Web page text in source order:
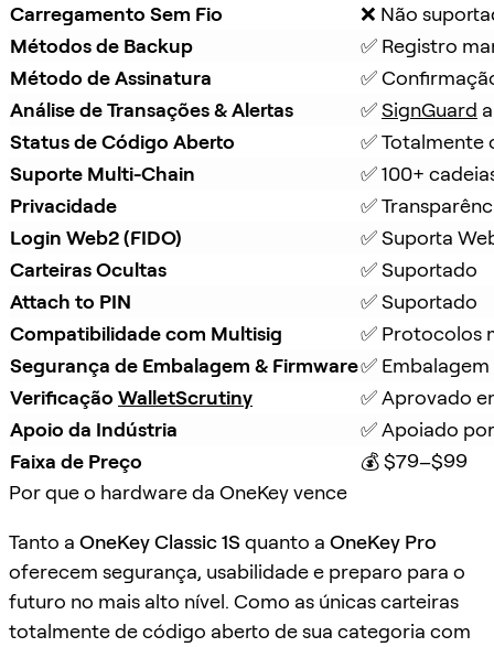
Carregamento Sem Fio
❌ Não
Métodos de Backup
✅ Registro
Método de Assinatura
✅
Análise de Transações & Alertas
✅ SignGuard
Status de Código Aberto
✅ Totalmente
Suporte Multi-Chain
✅ 100+
Privacidade
✅
Login Web2 (FIDO)
✅ Suporta
Carteiras Ocultas
✅ Suportado
Attach to PIN
✅ Suportado
Compatibilidade com Multisig
✅ Protocolos
Segurança de Embalagem & Firmware✅
Verificação WalletScrutiny
✅ Aprovado
Apoio da Indústria
✅ Apoiado
Faixa de Preço
💰 $79–$99
Por que o hardware da OneKey vence
Tanto a OneKey Classic 1Squanto a OneKey Pro
oferecem segurança, usabilidade e preparo para o
futuro no mais alto nível. Como as únicas carteiras
totalmente de código aberto de sua categoria com